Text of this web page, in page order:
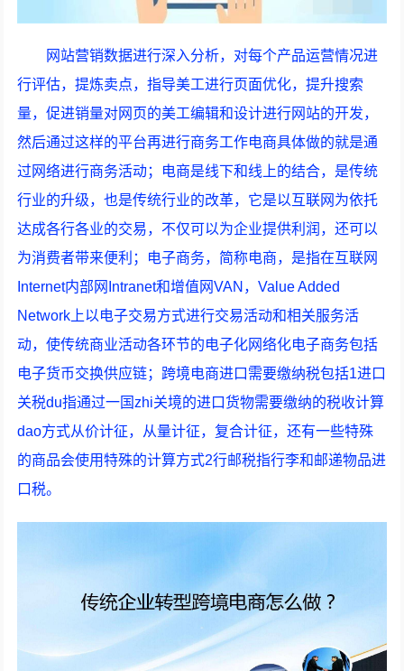
网站营销数据进行深入分析，对每个产品运营情况进
行评估，提炼卖点，指导美工进行页面优化，提升搜索
量，促进销量对网页的美工编辑和设计进行网站的开发，
然后通过这样的平台再进行商务工作电商具体做的就是通
过网络进行商务活动；电商是线下和线上的结合，是传统
行业的升级，也是传统行业的改革，它是以互联网为依托
达成各行各业的交易，不仅可以为企业提供利润，还可以
为消费者带来便利；电子商务，简称电商，是指在互联网
Internet内部网Intranet和增值网VAN，Value Added
Network上以电子交易方式进行交易活动和相关服务活
动，使传统商业活动各环节的电子化网络化电子商务包括
电子货币交换供应链；跨境电商进口需要缴纳税包括1进口
关税du指通过一国zhi关境的进口货物需要缴纳的税收计算
dao方式从价计征，从量计征，复合计征，还有一些特殊
的商品会使用特殊的计算方式2行邮税指行李和邮递物品进
口税。